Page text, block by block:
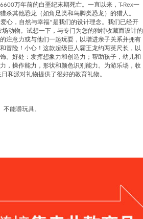
万年前的白垩纪末期死亡。一直以来，T-Rex一
杀其他恐龙（如角足类和鸟脚类恐龙）的猎人。
心，自然与幸福”是我们的设计理念。我们已经开
动物。试想一下，与专门为您的独特收藏而设计的
注意力或与他们一起玩耍，以增进亲子关系并拥有
冒险！小心！这款超级巨人霸王龙约两英尺长，以
。好处：发挥想象力和创造力；帮助孩子，幼儿和
，操作能力，形状和颜色识别能力。为游乐场，收
和派对礼物提供了很好的教育礼物。
能嚼玩具。